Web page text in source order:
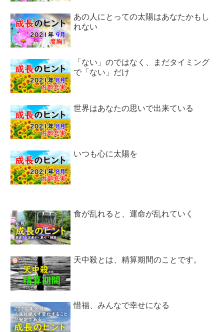
あの人にとっての太陽はあなたかもし
れない
「ない」のではなく、まだタイミング
で「ない」だけ
世界はあなたの思いで出来ている
いつも心に太陽を
食が乱れると、運命が乱れていく
天中殺とは、精算期間のことです。
惜福、みんなで幸せになる